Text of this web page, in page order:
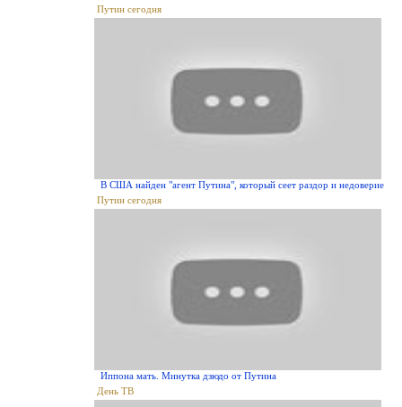
Путин сегодня
В США найден "агент Путина", который сеет раздор и недоверие
Путин сегодня
Иппона мать. Минутка дзюдо от Путина
День ТВ